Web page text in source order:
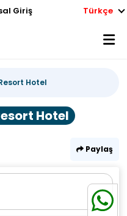
Giriş Türkçe
Hotel
Hotel
Paylaş